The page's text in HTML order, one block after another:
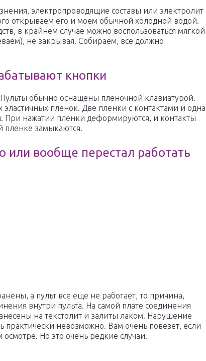
электропроводящие составы или электролит
открываем его и моем обычной холодной водой.
в крайнем случае можно воспользоваться мягкой
не закрывая. Собираем, все должно
кнопки
обычно оснащены пленочной клавиатурой.
эластичных пленок. Две пленки с контактами и одна
При нажатии пленки деформируются, и контакты
пленке замыкаются.
или вообще перестал работать
а пульт все еще не работает, то причина,
внутри пульта. На самой плате соединения
на текстолит и залиты лаком. Нарушение
практически невозможно. Вам очень повезет, если
Но это очень редкие случаи.